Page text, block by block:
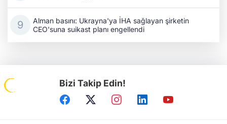
Alman basını: Ukrayna'ya İHA sağlayan şirketin
CEO'suna suikast planı engellendi
Bizi Takip Edin!